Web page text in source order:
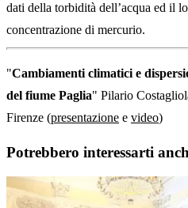
dati della torbidità dell’acqua ed il
concentrazione di mercurio.
"Cambiamenti climatici e
del fiume Paglia" Pilario
Firenze (presentazione e video)
Potrebbero interessarti